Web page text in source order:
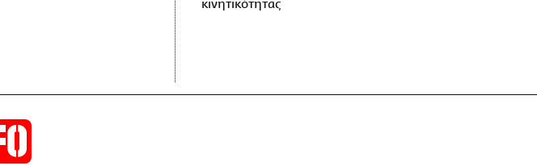
κινητικότητας